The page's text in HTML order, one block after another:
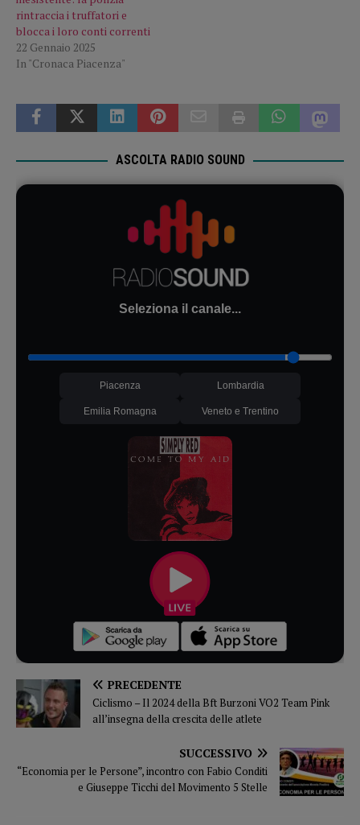
rintraccia i truffatori e
blocca i loro conti correnti
22 Gennaio 2025
In "Cronaca Piacenza"
ASCOLTA RADIO SOUND
Seleziona il canale...
Piacenza Lombardia
Emilia Romagna Veneto e Trentino
PRECEDENTE
Ciclismo – Il 2024 della Bft Burzoni VO2 Team Pink
all’insegna della crescita delle atlete
SUCCESSIVO
“Economia per le Persone”, incontro con Fabio Conditi
e Giuseppe Ticchi del Movimento 5 Stelle